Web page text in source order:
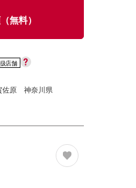
無料）
店舗
佐原 神奈川県